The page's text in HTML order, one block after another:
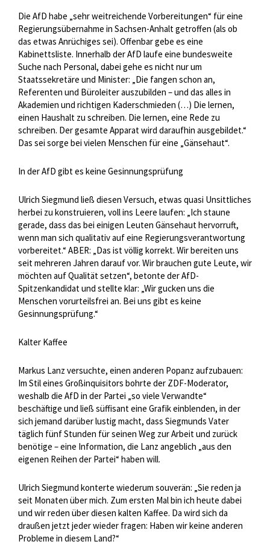
Die AfD habe „sehr weitreichende Vorbereitungen“ für eine
Regierungsübernahme in Sachsen-Anhalt getroffen (als ob
das etwas Anrüchiges sei). Offenbar gebe es eine
Kabinettsliste. Innerhalb der AfD laufe eine bundesweite
Suche nach Personal, dabei gehe es nicht nur um
Staatssekretäre und Minister: „Die fangen schon an,
Referenten und Büroleiter auszubilden – und das alles in
Akademien und richtigen Kaderschmieden (…) Die lernen,
einen Haushalt zu schreiben. Die lernen, eine Rede zu
schreiben. Der gesamte Apparat wird daraufhin ausgebildet.“
Das sei sorge bei vielen Menschen für eine „Gänsehaut“.
In der AfD gibt es keine Gesinnungsprüfung
Ulrich Siegmund ließ diesen Versuch, etwas quasi Unsittliches
herbei zu konstruieren, voll ins Leere laufen: „Ich staune
gerade, dass das bei einigen Leuten Gänsehaut hervorruft,
wenn man sich qualitativ auf eine Regierungsverantwortung
vorbereitet.“ ABER: „Das ist völlig korrekt. Wir bereiten uns
seit mehreren Jahren darauf vor. Wir brauchen gute Leute, wir
möchten auf Qualität setzen“, betonte der AfD-
Spitzenkandidat und stellte klar: „Wir gucken uns die
Menschen vorurteilsfrei an. Bei uns gibt es keine
Gesinnungsprüfung.“
Kalter Kaffee
Markus Lanz versuchte, einen anderen Popanz aufzubauen:
Im Stil eines Großinquisitors bohrte der ZDF-Moderator,
weshalb die AfD in der Partei „so viele Verwandte“
beschäftige und ließ süffisant eine Grafik einblenden, in der
sich jemand darüber lustig macht, dass Siegmunds Vater
täglich fünf Stunden für seinen Weg zur Arbeit und zurück
benötige – eine Information, die Lanz angeblich „aus den
eigenen Reihen der Partei“ haben will.
Ulrich Siegmund konterte wiederum souverän: „Sie reden ja
seit Monaten über mich. Zum ersten Mal bin ich heute dabei
und wir reden über diesen kalten Kaffee. Da wird sich da
draußen jetzt jeder wieder fragen: Haben wir keine anderen
Probleme in diesem Land?“